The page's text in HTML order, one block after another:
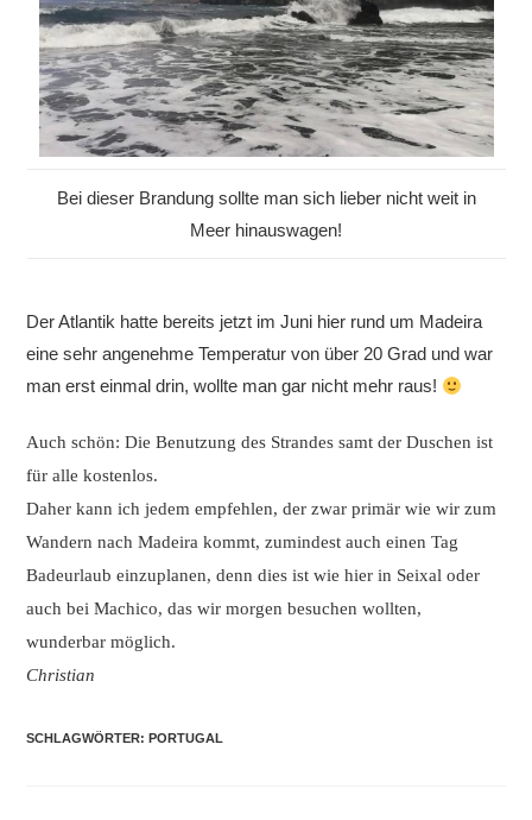
Bei dieser Brandung sollte man sich lieber nicht weit in
Meer hinauswagen!
Der Atlantik hatte bereits jetzt im Juni hier rund um Madeira
eine sehr angenehme Temperatur von über 20 Grad und war
man erst einmal drin, wollte man gar nicht mehr raus!
Auch schön: Die Benutzung des Strandes samt der Duschen ist
für alle kostenlos.
Daher kann ich jedem empfehlen, der zwar primär wie wir zum
Wandern nach Madeira kommt, zumindest auch einen Tag
Badeurlaub einzuplanen, denn dies ist wie hier in Seixal oder
auch bei Machico, das wir morgen besuchen wollten,
wunderbar möglich.
Christian
SCHLAGWÖRTER:PORTUGAL